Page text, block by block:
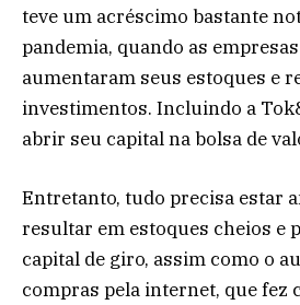
teve um acréscimo bastante
pandemia, quando as
aumentaram seus estoques e
investimentos. Incluindo a
abrir seu capital na bolsa de
Entretanto, tudo precisa estar
resultar em estoques cheios e
capital de giro, assim como o
compras pela internet, que fez